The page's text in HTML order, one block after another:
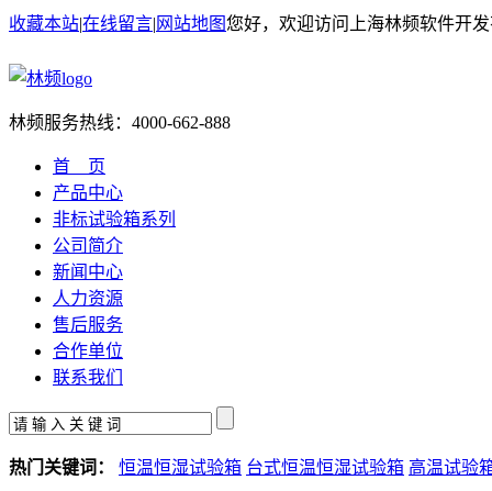
收藏本站|在线留言| 网站地图您好，欢迎访问上海林频软件开
林频服务热线： 4000-662-888
首 页
产品中心
非标试验箱系列
公司简介
新闻中心
人力资源
售后服务
合作单位
联系我们
热门关键词： 恒温恒湿试验箱 台式恒温恒湿试验箱 高温试验